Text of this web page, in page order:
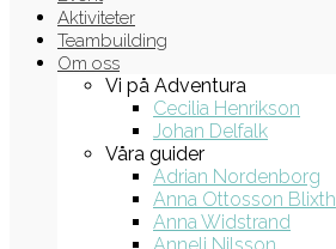
Aktiviteter
Teambuilding
Om oss
Vi på Adventura
Cecilia Henrikson
Johan Delfalk
Våra guider
Adrian Nordenborg
Anna Ottosson Blixth
Anna Widstrand